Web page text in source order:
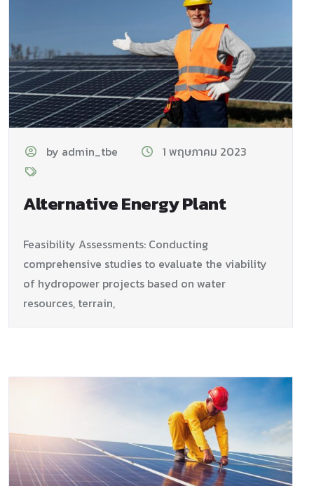
by admin_tbe 1 พฤษภาคม 2023
Alternative Energy Plant
Feasibility Assessments: Conducting
comprehensive studies to evaluate the viability
of hydropower projects based on water
resources, terrain,